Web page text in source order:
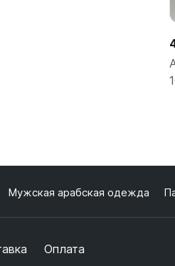
Мужская арабская одежда
Оплата